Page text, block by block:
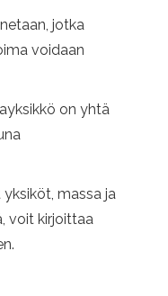
jotka
voidaan
on yhtä
massa ja
voit kirjoittaa